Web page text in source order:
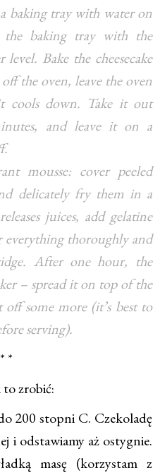
baking tray with water on
baking tray with the
Bake the cheesecake
the oven, leave the oven
cools down. Take it out
and leave it on a
mousse: cover peeled
delicately fry them in a
juices, add gelatine
thoroughly and
After one hour, the
– spread it on top of the
off some more (it’s best to
serving).
*
zrobić:
200 stopni C. Czekoladę
i odstawiamy aż ostygnie.
masę (korzystam z